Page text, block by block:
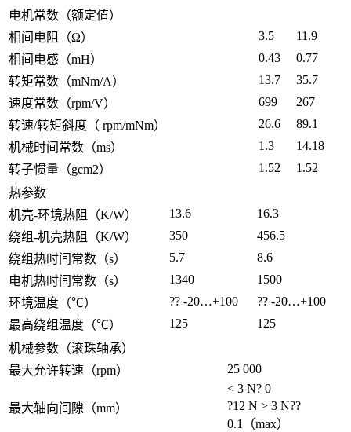
电机常数（额定值）
相间电阻（Ω）
3.5
11.9
相间电感（mH）
0.43
0.77
转矩常数（mNm/A）
13.7
35.7
速度常数（rpm/V）
699
267
转速/转矩斜度（ rpm/mNm）
26.6
89.1
机械时间常数（ms）
1.3
14.18
转子惯量（gcm2）
1.52
1.52
热参数
机壳-环境热阻（K/W）
13.6
16.3
绕组-机壳热阻（K/W）
350
456.5
绕组热时间常数（s）
5.7
8.6
电机热时间常数（s）
1340
1500
环境温度（℃）
?? -20…+100
?? -20…+100
最高绕组温度（℃）
125
125
机械参数（滚珠轴承）
最大允许转速（rpm）
25 000
最大轴向间隙（mm）
< 3 N? 0
?12 N > 3 N??
0.1（max）